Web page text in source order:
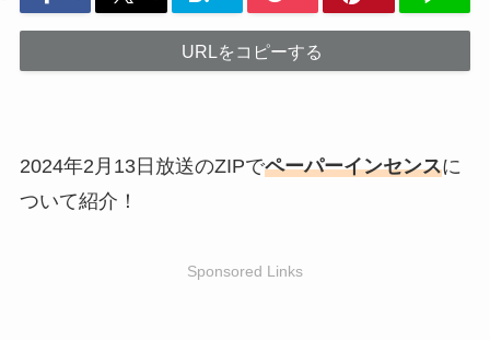
URLをコピーする
2024年2月13日放送のZIPでペーパーインセンスに
ついて紹介！
Sponsored Links